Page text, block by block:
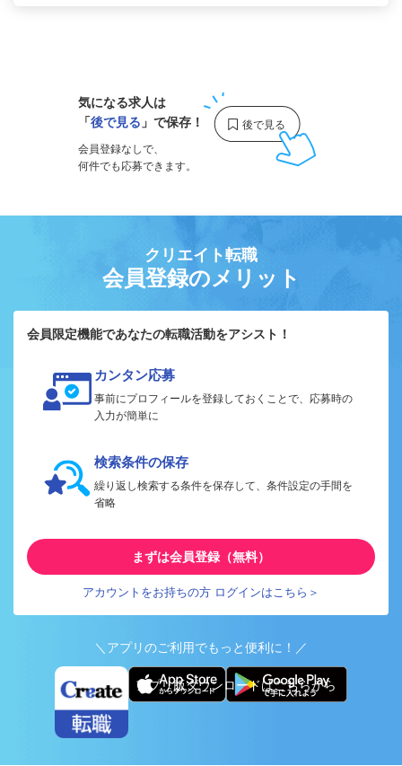
気になる求人は
「後で見る 」で保存！
会員登録なしで、
何件でも応募できます。
クリエイト転職
会員登録のメリット
会員限定機能であなたの転職活動をアシスト！
カンタン応募
事前にプロフィールを登録しておくことで、応募時の
入力が簡単に
検索条件の保存
繰り返し検索する条件を保存して、条件設定の手間を
省略
まずは会員登録（無料）
アカウントをお持ちの方 ログインはこちら＞
＼アプリのご利用でもっと便利に！／
アプリ版ダウンロードはこちらから